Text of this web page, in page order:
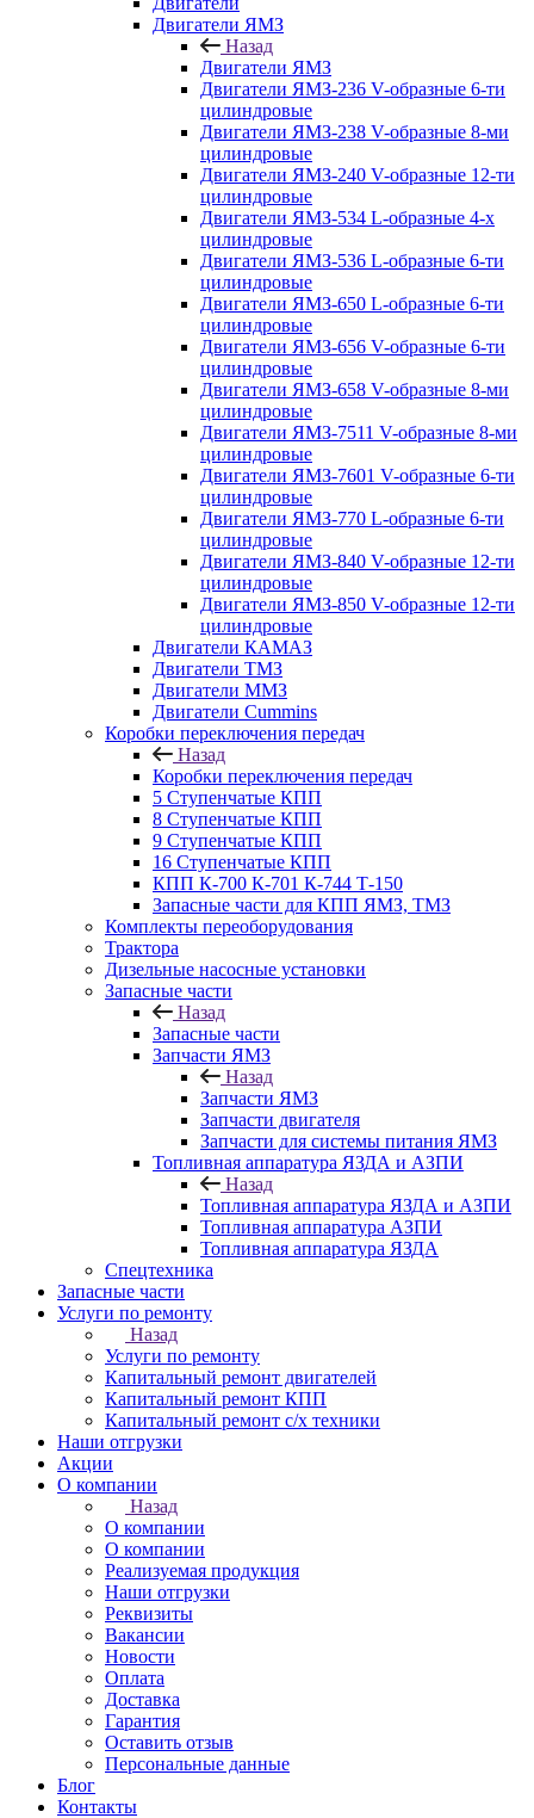
Двигатели ЯМЗ
Назад
Двигатели ЯМЗ
Двигатели ЯМЗ-236 V-образные 6-ти
цилиндровые
Двигатели ЯМЗ-238 V-образные 8-ми
цилиндровые
Двигатели ЯМЗ-240 V-образные 12-ти
цилиндровые
Двигатели ЯМЗ-534 L-образные 4-х
цилиндровые
Двигатели ЯМЗ-536 L-образные 6-ти
цилиндровые
Двигатели ЯМЗ-650 L-образные 6-ти
цилиндровые
Двигатели ЯМЗ-656 V-образные 6-ти
цилиндровые
Двигатели ЯМЗ-658 V-образные 8-ми
цилиндровые
Двигатели ЯМЗ-7511 V-образные 8-ми
цилиндровые
Двигатели ЯМЗ-7601 V-образные 6-ти
цилиндровые
Двигатели ЯМЗ-770 L-образные 6-ти
цилиндровые
Двигатели ЯМЗ-840 V-образные 12-ти
цилиндровые
Двигатели ЯМЗ-850 V-образные 12-ти
цилиндровые
Двигатели КАМАЗ
Двигатели ТМЗ
Двигатели ММЗ
Двигатели Cummins
Коробки переключения передач
Назад
Коробки переключения передач
5 Ступенчатые КПП
8 Ступенчатые КПП
9 Ступенчатые КПП
16 Ступенчатые КПП
КПП К-700 К-701 К-744 Т-150
Запасные части для КПП ЯМЗ, ТМЗ
Комплекты переоборудования
Трактора
Дизельные насосные установки
Запасные части
Назад
Запасные части
Запчасти ЯМЗ
Назад
Запчасти ЯМЗ
Запчасти двигателя
Запчасти для системы питания ЯМЗ
Топливная аппаратура ЯЗДА и АЗПИ
Назад
Топливная аппаратура ЯЗДА и АЗПИ
Топливная аппаратура АЗПИ
Топливная аппаратура ЯЗДА
Спецтехника
Запасные части
Услуги по ремонту
Назад
Услуги по ремонту
Капитальный ремонт двигателей
Капитальный ремонт КПП
Капитальный ремонт с/х техники
Наши отгрузки
Акции
О компании
Назад
О компании
О компании
Реализуемая продукция
Наши отгрузки
Реквизиты
Вакансии
Новости
Оплата
Доставка
Гарантия
Оставить отзыв
Персональные данные
Блог
Контакты